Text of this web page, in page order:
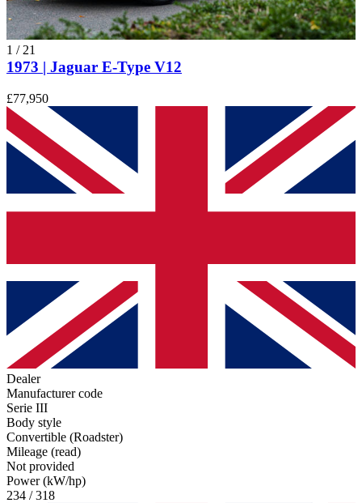
1 / 21
1973 | Jaguar E-Type V12
£77,950
Dealer
Manufacturer code
Serie III
Body style
Convertible (Roadster)
Mileage (read)
Not provided
Power (kW/hp)
234 / 318